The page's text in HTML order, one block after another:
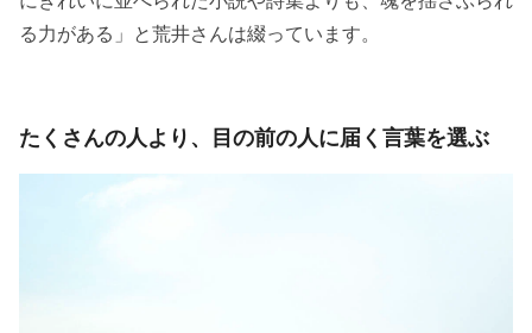
る力がある」と荒井さんは綴っています。
たくさんの人より、目の前の人に届く言葉を選ぶ